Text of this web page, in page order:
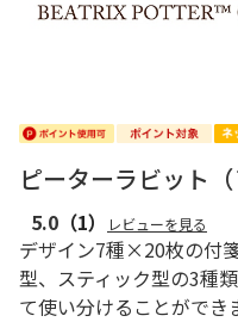
ピーターラビット
5.0 （1） レビューを見る
デザイン7種×20枚の付
型、スティック型の3種
て使い分けることができ